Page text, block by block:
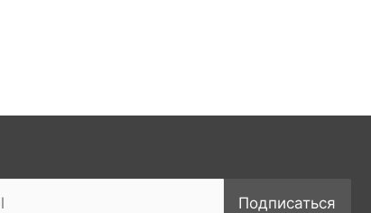
Подписаться